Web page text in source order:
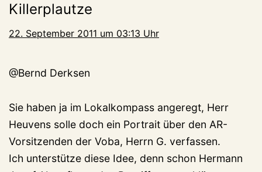
Killerplautze
22. September 2011 um 03:13 Uhr
@Bernd Derksen
Sie haben ja im Lokalkompass angeregt, Herr
Heuvens solle doch ein Portrait über den AR-
Vorsitzenden der Voba, Herrn G. verfassen.
Ich unterstütze diese Idee, denn schon Hermann